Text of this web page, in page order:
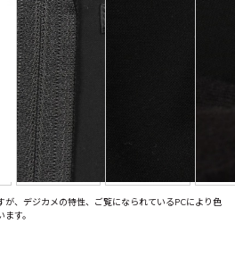
、デジカメの特性、ご覧になられているPCにより色
す。